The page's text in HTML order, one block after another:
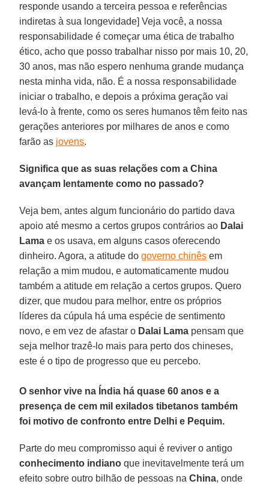
responde usando a terceira pessoa e referências
indiretas à sua longevidade] Veja você, a nossa
responsabilidade é começar uma ética de trabalho
ético, acho que posso trabalhar nisso por mais 10, 20,
30 anos, mas não espero nenhuma grande mudança
nesta minha vida, não. É a nossa responsabilidade
iniciar o trabalho, e depois a próxima geração vai
levá-lo à frente, como os seres humanos têm feito nas
gerações anteriores por milhares de anos e como
farão as jovens.
Significa que as suas relações com a China
avançam lentamente como no passado?
Veja bem, antes algum funcionário do partido dava
apoio até mesmo a certos grupos contrários ao Dalai
Lama e os usava, em alguns casos oferecendo
dinheiro. Agora, a atitude dogoverno chinês em
relação a mim mudou, e automaticamente mudou
também a atitude em relação a certos grupos. Quero
dizer, que mudou para melhor, entre os próprios
líderes da cúpula há uma espécie de sentimento
novo, e em vez de afastar o Dalai Lama pensam que
seja melhor trazê-lo mais para perto dos chineses,
este é o tipo de progresso que eu percebo.
O senhor vive na Índia há quase 60 anos e a
presença de cem mil exilados tibetanos também
foi motivo de confronto entre Delhi e Pequim.
Parte do meu compromisso aqui é reviver o antigo
conhecimento indiano que inevitavelmente terá um
efeito sobre outro bilhão de pessoas naChina, onde